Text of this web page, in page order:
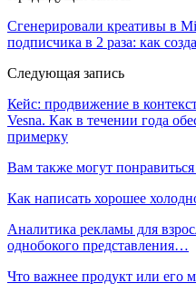
Сгенерировали креативы в
подписчика в 2 раза: как
Следующая запись
Кейс: продвижение в
Vesna. Как в течении года
примерку
Вам также могут понравиться
Как написать хорошее
Аналитика рекламы для
однобокого представления…
Что важнее продукт или его